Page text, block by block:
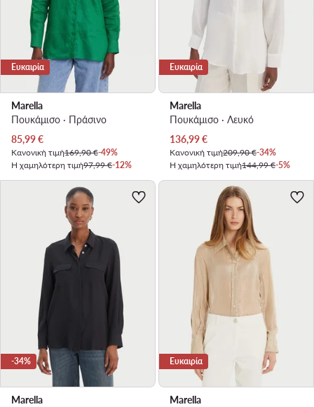
Ευκαιρία
Marella
Πουκάμισο · Πράσινο
Τρέχουσα τιμή
85,99€
Κανονική τιμή169,90 €-49%
Η χαμηλότερη τιμή97,99 €-12%
Ευκαιρία
Marella
Πουκάμισο · Λευκό
Τρέχουσα τιμή
136,99€
Κανονική τιμή209,90 €-34%
Η χαμηλότερη τιμή144,99 €-5%
-34%
Marella
Ευκαιρία
Marella